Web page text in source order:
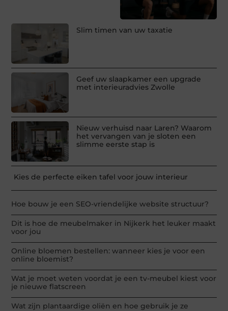
Slim timen van uw taxatie
Geef uw slaapkamer een upgrade
met interieuradvies Zwolle
Nieuw verhuisd naar Laren? Waarom
het vervangen van je sloten een
slimme eerste stap is
Kies de perfecte eiken tafel voor jouw interieur
Hoe bouw je een SEO-vriendelijke website structuur?
Dit is hoe de meubelmaker in Nijkerk het leuker maakt
voor jou
Online bloemen bestellen: wanneer kies je voor een
online bloemist?
Wat je moet weten voordat je een tv-meubel kiest voor
je nieuwe flatscreen
Wat zijn plantaardige oliën en hoe gebruik je ze